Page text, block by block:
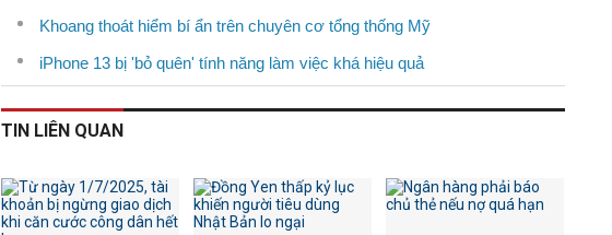
Khoang thoát hiểm bí ẩn trên chuyên cơ tổng thống Mỹ
iPhone 13 bị 'bỏ quên' tính năng làm việc khá hiệu quả
TIN LIÊN QUAN